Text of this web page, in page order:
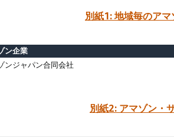
別紙1: 地域毎のア
ン企業
ンジャパン合同会社
別紙2: アマゾン・